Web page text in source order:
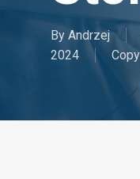
By Andrzej
2024